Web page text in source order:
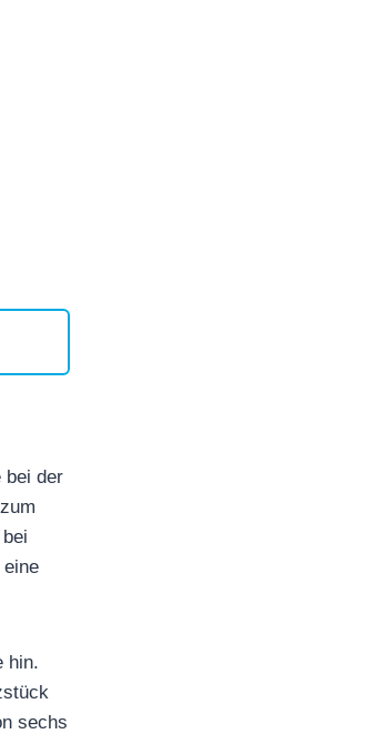
bei der
hin.
sechs